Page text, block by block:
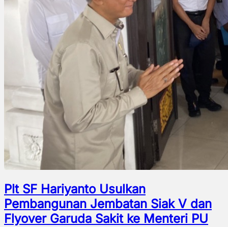
Plt SF Hariyanto Usulkan
Pembangunan Jembatan Siak V dan
Flyover Garuda Sakit ke Menteri PU